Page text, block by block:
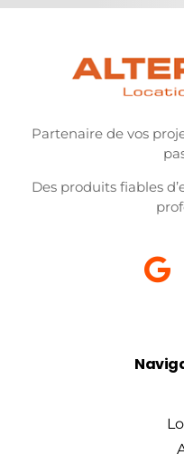
Partenaire de vos
Des produits fiables